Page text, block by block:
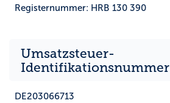
Registernummer: HRB 130 390
Umsatzsteuer-
Identifikationsnummer
DE203066713